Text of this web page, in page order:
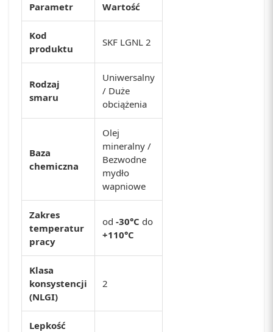
Parametr Wartość
Kod
produktu
SKF LGNL 2
Rodzaj
smaru
Uniwersalny
/ Duże
obciążenia
Baza
chemiczna
Olej
mineralny /
Bezwodne
mydło
wapniowe
Zakres
temperatur
pracy
od -30°C do
+110°C
Klasa
konsystencji
(NLGI)
2
Lepkość